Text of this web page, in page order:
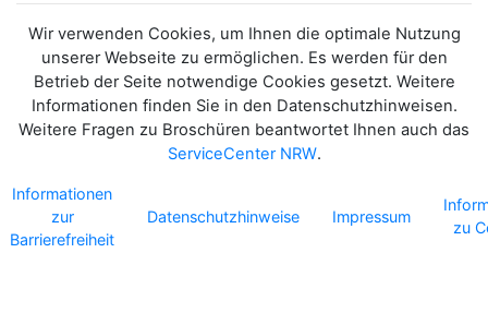
Wir verwenden Cookies, um Ihnen die optimale Nutzung
unserer Webseite zu ermöglichen. Es werden für den
Betrieb der Seite notwendige Cookies gesetzt. Weitere
Informationen finden Sie in den Datenschutzhinweisen.
Weitere Fragen zu Broschüren beantwortet Ihnen auch das
ServiceCenter NRW.
Informationen
zur
Barrierefreiheit
Datenschutzhinweise Impressum
zu